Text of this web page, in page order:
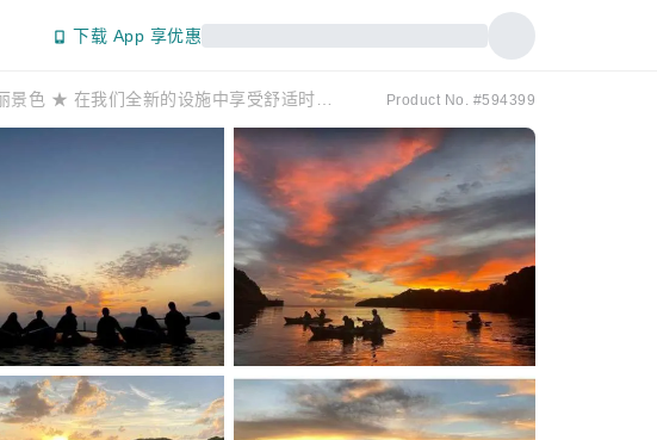
下载 App 享优惠
Product No. #594399